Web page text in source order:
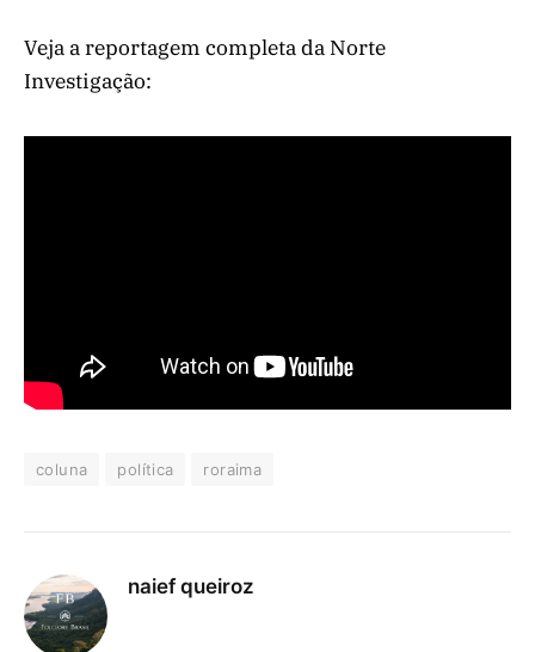
Veja a reportagem completa da Norte
Investigação:
coluna política roraima
naief queiroz